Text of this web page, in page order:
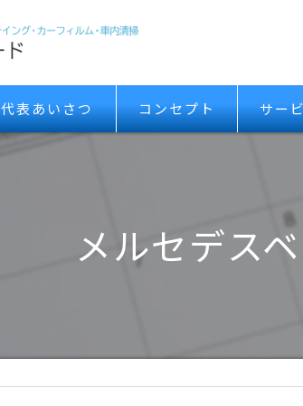
代表あいさつ コンセプト サー
メルセデス